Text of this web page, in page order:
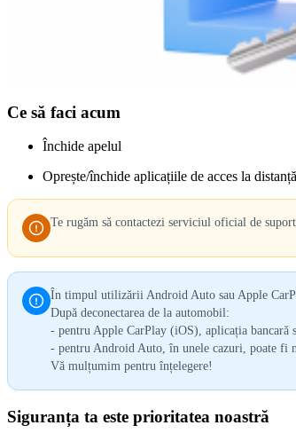
Ce să faci acum
Închide apelul
Oprește/închide aplicațiile de acces la distanță
Te rugăm să contactezi serviciul oficial de
În timpul utilizării Android Auto sau Apple
După deconectarea de la automobil:
- pentru Apple CarPlay (iOS), aplicația bancară
- pentru Android Auto, în unele cazuri, poate fi
Vă mulțumim pentru înțelegere!
Siguranța ta este prioritatea noastră